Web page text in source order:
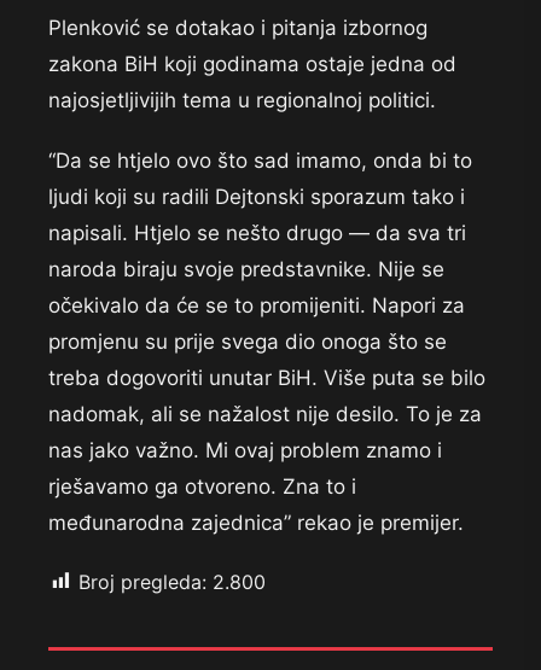
Plenković se dotakao i pitanja izbornog
zakona BiH koji godinama ostaje jedna od
najosjetljivijih tema u regionalnoj politici.
“Da se htjelo ovo što sad imamo, onda bi to
ljudi koji su radili Dejtonski sporazum tako i
napisali. Htjelo se nešto drugo — da sva tri
naroda biraju svoje predstavnike. Nije se
očekivalo da će se to promijeniti. Napori za
promjenu su prije svega dio onoga što se
treba dogovoriti unutar BiH. Više puta se bilo
nadomak, ali se nažalost nije desilo. To je za
nas jako važno. Mi ovaj problem znamo i
rješavamo ga otvoreno. Zna to i
međunarodna zajednica” rekao je premijer.
Broj pregleda: 2.800